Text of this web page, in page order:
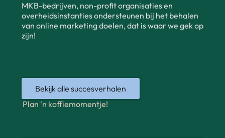
MKB-bedrijven, non-profit organisaties en
overheidsinstanties ondersteunen bij het behalen
van online marketing doelen, dat is waar we gek op
zijn!
Bekijk alle succesverhalen
Plan 'n koffiemomentje!